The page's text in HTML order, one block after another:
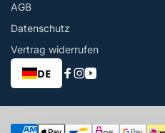
AGB
Datenschutz
Vertrag widerrufen
DE
Facebook
Instagram
YouTube